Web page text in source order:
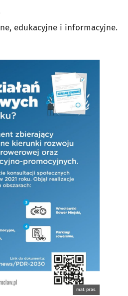
edukacyjne i informacyjne.
mat. pras.